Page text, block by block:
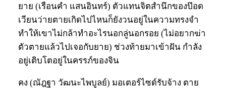
ยาย (เรือนคำ แสนอินทร์) ตัวแทนจิตสำนึกของป๊อด
เวียนว่ายตายเกิดไปไหนก็ยังวนอยู่ในความทรงจำ
ทำให้เขาไม่กล้าทำอะไรนอกลู่นอกรอย (ไม่อยากฆ่า
ตัวตายแล้วไปเจอกับยาย) ช่วงท้ายมาเข้าฝัน กำลัง
อยู่เติบโตอยู่ในครรภ์ของจิน
คง (ณัฎฐา วัฒนะไพบูลย์) มอเตอร์ไซด์รับจ้าง ตาย